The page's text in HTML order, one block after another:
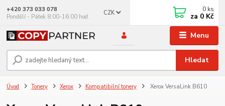
Menu
CZK
Hledat
+420 373 033 078
Pondělí - Pátek 8:00-16:00 hod.
0 ks
za 0 Kč
Úvod Tonery Xerox Kompatibilní tonery Xerox VersaLink B610